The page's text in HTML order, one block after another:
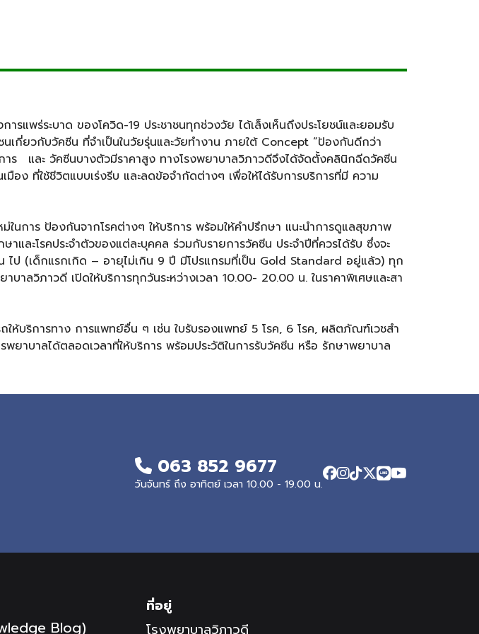
ารแพร่ระบาด ของโควิด-19 ประชาชนทุกช่วงวัย ได้เล็งเห็นถึงประโยชน์และยอมรับ
เกี่ยวกับวัคซีน ที่จําเป็นในวัยรุ่นและวัยทํางาน ภายใต้ Concept “ป้องกันดีกว่า
าร และ วัคซีนบางตัวมีราคาสูง ทางโรงพยาบาลวิภาวดีจึงได้จัดตั้งคลินิกฉีดวัคซีน
ที่ใช้ชีวิตแบบเร่งรีบ และลดข้อจํากัดต่างๆ เพื่อให้ได้รับการบริการที่มี ความ
นการ ป้องกันจากโรคต่างๆ ให้บริการ พร้อมให้คําปรึกษา แนะนําการดูแลสุขภาพ
ละโรคประจําตัวของแต่ละบุคคล ร่วมกับรายการวัคซีน ประจําปีที่ควรได้รับ ซึ่งจะ
ป (เด็กแรกเกิด – อายุไม่เกิน 9 ปี มีโปรแกรมที่เป็น Gold Standard อยู่แล้ว) ทุก
ลวิภาวดี เปิดให้บริการทุกวันระหว่างเวลา 10.00- 20.00 น. ในราคาพิเศษและสา
ห้บริการทาง การแพทย์อื่น ๆ เช่น ใบรับรองแพทย์ 5 โรค, 6 โรค, ผลิตภัณฑ์เวชสํา
าบาลได้ตลอดเวลาที่ให้บริการ พร้อมประวัติในการรับวัคซีน หรือ รักษาพยาบาล
063 852 9677
วันจันทร์ ถึง อาทิตย์ เวลา 10.00 - 19.00 น.
Blog)
ที่อยู่
โรงพยาบาลวิภาวดี